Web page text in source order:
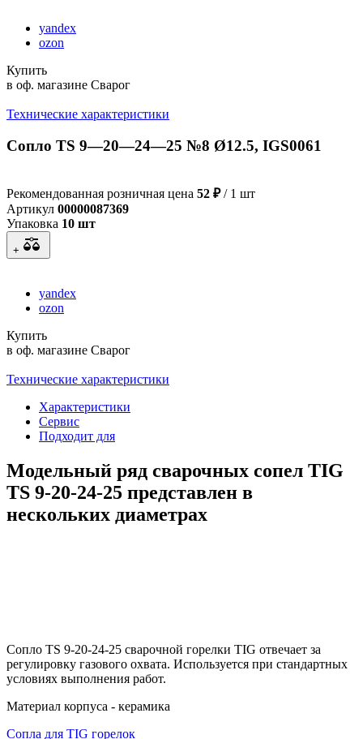
yandex
ozon
Купить
в оф. магазине Сварог
Технические характеристики
Сопло TS 9—20—24—25 №8 Ø12.5, IGS0061
Рекомендованная розничная цена 52 ₽/ 1 шт
Артикул 00000087369
Упаковка 10 шт
+
yandex
ozon
Купить
в оф. магазине Сварог
Технические характеристики
Характеристики
Сервис
Подходит для
Модельный ряд сварочных сопел TIG
TS 9-20-24-25 представлен в
нескольких диаметрах
Сопло TS 9-20-24-25 сварочной горелки TIG отвечает за
регулировку газового охвата. Используется при стандартных
условиях выполнения работ.
Материал корпуса - керамика
Сопла для TIG горелок